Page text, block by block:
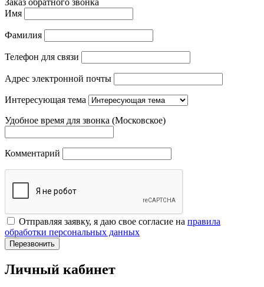
Имя
Фамилия
Телефон для связи
Адрес электронной почты
Интересующая тема
Удобное время для звонка (Московское)
Комментарий
Отправляя заявку, я даю свое согласие на правила
обработки персональных данных
Перезвонить
Личный кабинет